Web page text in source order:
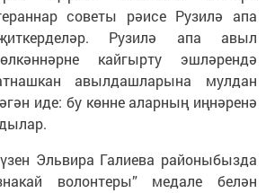
советы рәисе Рузилә апа
Рузилә апа авыл
кайгырту эшләрендә
авылдашларына мулдан
иде: бу көнне аларның иңнәренә
Эльвира Галиева районыбызда
волонтеры” медале белән